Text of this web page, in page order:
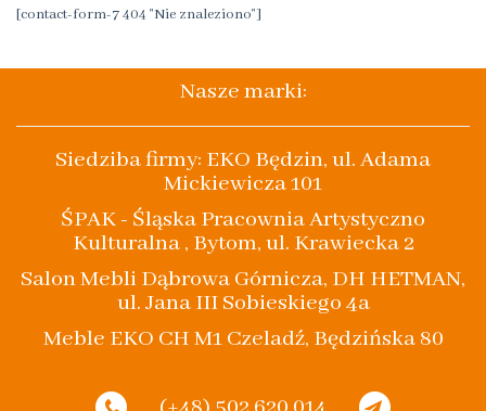
[contact-form-7 404 "Nie znaleziono"]
Nasze marki:
Siedziba firmy: EKO Będzin, ul. Adama
Mickiewicza 101
ŚPAK - Śląska Pracownia Artystyczno
Kulturalna , Bytom, ul. Krawiecka 2
Salon Mebli Dąbrowa Górnicza, DH HETMAN,
ul. Jana III Sobieskiego 4a
Meble EKO CH M1 Czeladź, Będzińska 80